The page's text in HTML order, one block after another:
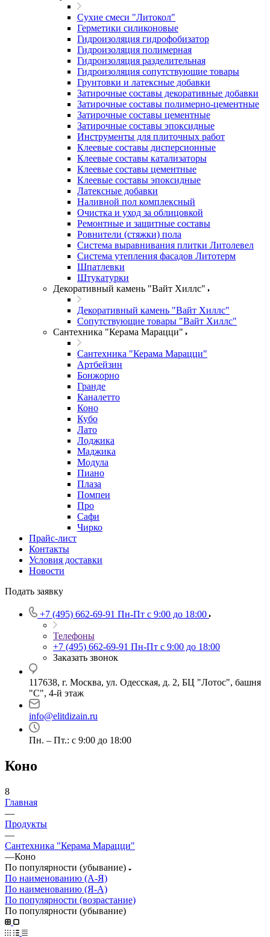
Сухие смеси "Литокол"
Герметики силиконовые
Гидроизоляция гидрофобизатор
Гидроизоляция полимерная
Гидроизоляция разделительная
Гидроизоляция сопутствующие товары
Грунтовки и латексные добавки
Затирочные составы декоративные добавки
Затирочные составы полимерно-цементные
Затирочные составы цементные
Затирочные составы эпоксидные
Инструменты для плиточных работ
Клеевые составы дисперсионные
Клеевые составы катализаторы
Клеевые составы цементные
Клеевые составы эпоксидные
Латексные добавки
Наливной пол комплексный
Очистка и уход за облицовкой
Ремонтные и защитные составы
Ровнители (стяжки) пола
Система выравнивания плитки Литолевел
Система утепления фасадов Литотерм
Шпатлевки
Штукатурки
Декоративный камень "Вайт Хиллс"
Декоративный камень "Вайт Хиллс"
Сопутствующие товары "Вайт Хиллс"
Сантехника "Керама Марацци"
Сантехника "Керама Марацци"
Артбейзин
Бонжорно
Гранде
Каналетто
Коно
Кубо
Лато
Лоджика
Маджика
Модула
Пиано
Плаза
Помпеи
Про
Сафи
Чирко
Прайс-лист
Контакты
Условия доставки
Новости
Подать заявку
+7 (495) 662-69-91 Пн-Пт c 9:00 до 18:00
Телефоны
+7 (495) 662-69-91 Пн-Пт c 9:00 до 18:00
Заказать звонок
117638, г. Москва, ул. Одесская, д. 2, БЦ "Лотос", башня
"С", 4-й этаж
info@elitdizain.ru
Пн. – Пт.: с 9:00 до 18:00
Коно
8
Главная
—
Продукты
—
Сантехника "Керама Марацци"
—Коно
По популярности (убывание)
По наименованию (А-Я)
По наименованию (Я-А)
По популярности (возрастание)
По популярности (убывание)